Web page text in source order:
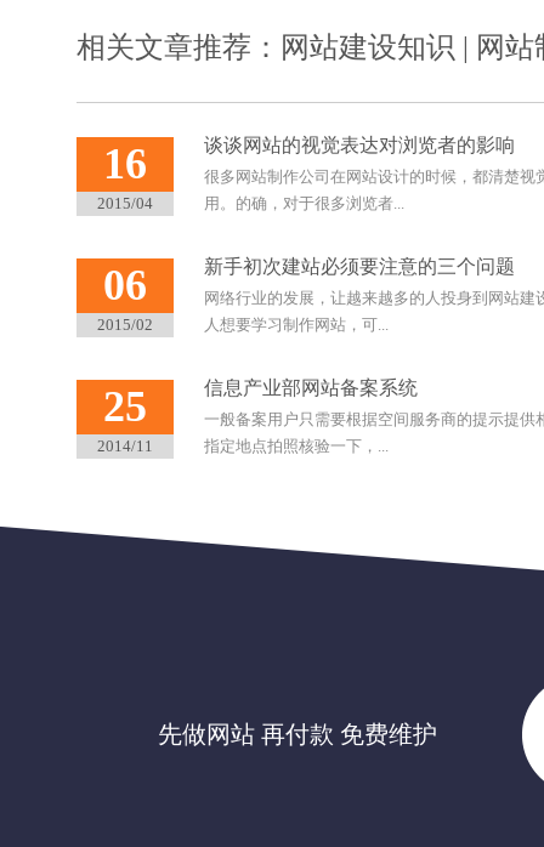
相关文章推荐： 网站建设知识 | 网站
16
2015/04
谈谈网站的视觉表达对浏览者的影响
很多网站制作公司在网站设计的时候，都清楚视
用。的确，对于很多浏览者...
06
2015/02
新手初次建站必须要注意的三个问题
网络行业的发展，让越来越多的人投身到网站建
人想要学习制作网站，可...
25
2014/11
信息产业部网站备案系统
一般备案用户只需要根据空间服务商的提示提供
指定地点拍照核验一下，...
先做网站 再付款 免费维护